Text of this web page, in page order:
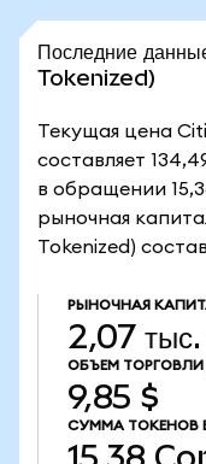
Последние
Tokenized)
Текущая цена
составляет
в обращении
рыночная
Tokenized)
РЫНОЧНАЯ
2,07
ОБЪЕМ ТОРГОВЛИ
9,85 $
СУММА ТОКЕНОВ